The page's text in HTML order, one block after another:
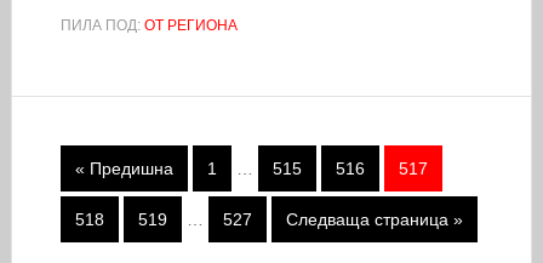
ПИЛА ПОД: ОТ РЕГИОНА
« Предишна 1 515 516 517
518 519 527 Следваща страница »